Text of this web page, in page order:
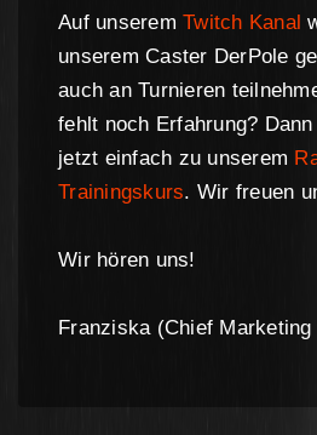
Auf unseremTwitch Kanal
unserem Caster DerPole
auch an Turnieren
fehlt noch Erfahrung?
jetzt einfach zu unserem
Trainingskurs. Wir freuen
Wir hören uns!
Franziska (Chief